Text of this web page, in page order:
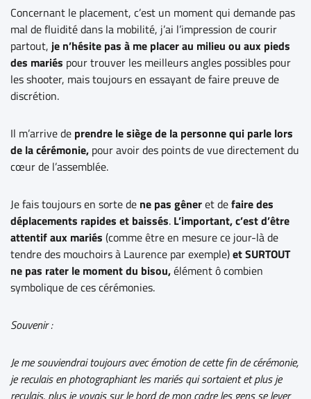
Concernant le placement, c’est un moment qui demande pas
mal de fluidité dans la mobilité, j’ai l’impression de courir
partout, je n’hésite pas à me placer au milieu ou aux pieds
des mariés pour trouver les meilleurs angles possibles pour
les shooter, mais toujours en essayant de faire preuve de
discrétion.
Il m’arrive de prendre le siège de la personne qui parle lors
de la cérémonie, pour avoir des points de vue directement du
cœur de l’assemblée.
Je fais toujours en sorte de ne pas gêneret defaire des
déplacements rapides et baissés. L’important, c’est d’être
attentif aux mariés (comme être en mesure ce jour-là de
tendre des mouchoirs à Laurence par exemple)etSURTOUT
ne pas rater le moment du bisou,élément ô combien
symbolique de ces cérémonies.
Souvenir :
Je me souviendrai toujours avec émotion de cette fin de cérémonie,
je reculais en photographiant les mariés qui sortaient et plus je
reculais, plus je voyais sur le bord de mon cadre les gens se lever